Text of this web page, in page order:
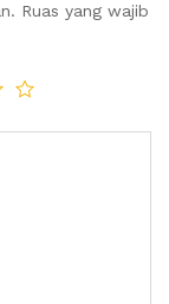
Ruas yang wajib